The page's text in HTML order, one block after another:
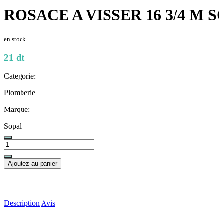
ROSACE A VISSER 16 3/4 M
en stock
21 dt
Categorie:
Plomberie
Marque:
Sopal
Ajoutez au panier
Description Avis